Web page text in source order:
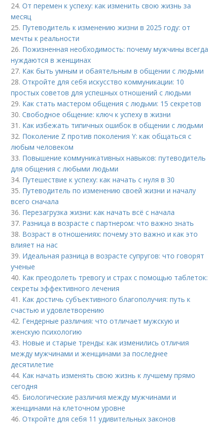
24.От перемен к успеху: как изменить свою жизнь за
месяц
25. Путеводитель к изменению жизни в 2025 году: от
мечты к реальности
26. Пожизненная необходимость: почему мужчины всегда
нуждаются в женщинах
27. Как быть умным и обаятельным в общении с людьми
28.Откройте для себя искусство коммуникации: 10
простых советов для успешных отношений с людьми
29. Как стать мастером общения с людьми: 15 секретов
30.Свободное общение: ключ к успеху в жизни
31. Как избежать типичных ошибок в общении с людьми
32. Поколение Z против поколения Y: как общаться с
любым человеком
33. Повышение коммуникативных навыков: путеводитель
для общения с любыми людьми
34. Путешествие к успеху: как начать с нуля в 30
35. Путеводитель по изменению своей жизни и началу
всего сначала
36. Перезагрузка жизни: как начать всё с начала
37. Разница в возрасте с партнером: что важно знать
38. Возраст в отношениях: почему это важно и как это
влияет на нас
39. Идеальная разница в возрасте супругов: что говорят
ученые
40. Как преодолеть тревогу и страх с помощью таблеток:
секреты эффективного лечения
41. Как достичь субъективного благополучия: путь к
счастью и удовлетворению
42. Гендерные различия: что отличает мужскую и
женскую психологию
43. Новые и старые тренды: как изменились отличия
между мужчинами и женщинами за последнее
десятилетие
44. Как начать изменять свою жизнь к лучшему прямо
сегодня
45. Биологические различия между мужчинами и
женщинами на клеточном уровне
46.Откройте для себя 11 удивительных законов